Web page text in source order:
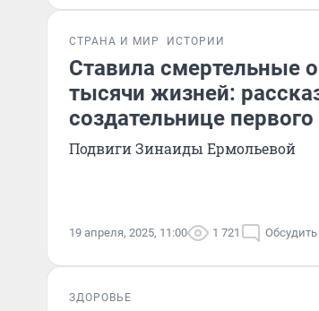
СТРАНА И МИР ИСТОРИИ
Ставила смертельные
тысячи жизней:
создательнице
Подвиги Зинаиды Ермольевой
19 апреля, 2025, 11:00 1 721 Обсудить
ЗДОРОВЬЕ